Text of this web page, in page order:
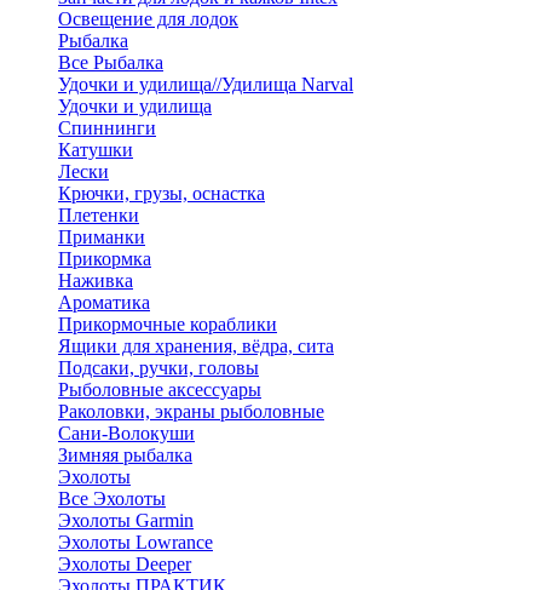
Освещение для лодок
Рыбалка
Все Рыбалка
Удочки и удилища//Удилища Narval
Удочки и удилища
Спиннинги
Катушки
Лески
Крючки, грузы, оснастка
Плетенки
Приманки
Прикормка
Наживка
Ароматика
Прикормочные кораблики
Ящики для хранения, вёдра, сита
Подсаки, ручки, головы
Рыболовные аксессуары
Раколовки, экраны рыболовные
Сани-Волокуши
Зимняя рыбалка
Эхолоты
Все Эхолоты
Эхолоты Garmin
Эхолоты Lowrance
Эхолоты Deeper
Эхолоты ПРАКТИК